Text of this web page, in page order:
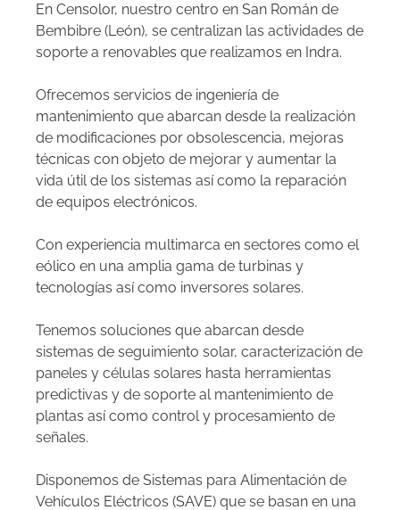
En Censolor, nuestro centro en San Román de
Bembibre (León), se centralizan las actividades de
soporte a renovables que realizamos en Indra.
Ofrecemos servicios de ingeniería de
mantenimiento que abarcan desde la realización
de modificaciones por obsolescencia, mejoras
técnicas con objeto de mejorar y aumentar la
vida útil de los sistemas así como la reparación
de equipos electrónicos.
Con experiencia multimarca en sectores como el
eólico en una amplia gama de turbinas y
tecnologías así como inversores solares.
Tenemos soluciones que abarcan desde
sistemas de seguimiento solar, caracterización de
paneles y células solares hasta herramientas
predictivas y de soporte al mantenimiento de
plantas así como control y procesamiento de
señales.
Disponemos de Sistemas para Alimentación de
Vehículos Eléctricos (SAVE) que se basan en una